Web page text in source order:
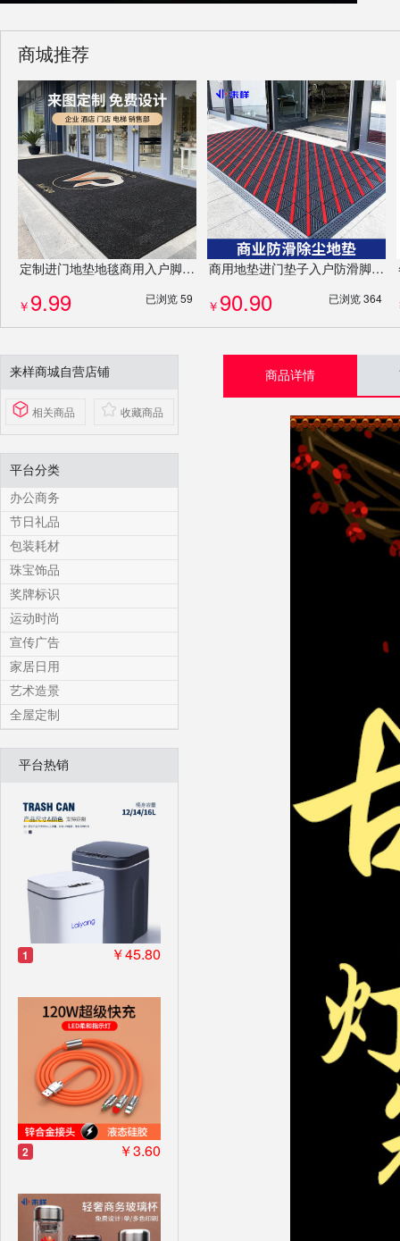
商城推荐
定制进门地垫地毯商用入户脚垫PP吸水门垫防滑垫厂家耐磨免费设计LOGO
￥ 9.99 已浏览 59
商用地垫进门垫子入户防滑脚垫酒店除尘门垫定制logo异形门垫高端防滑除尘地毯
￥ 90.90 已浏览 364
来样商城自营店铺
相关商品 收藏商品
平台分类
办公商务
节日礼品
包装耗材
珠宝饰品
奖牌标识
运动时尚
宣传广告
家居日用
艺术造景
全屋定制
平台热销
1 ￥45.80
2 ￥3.60
商品详情